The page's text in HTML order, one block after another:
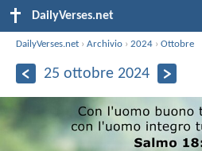
DailyVerses.net
DailyVerses.net ›Archivio ›2024 ›Ottobre
25 ottobre 2024